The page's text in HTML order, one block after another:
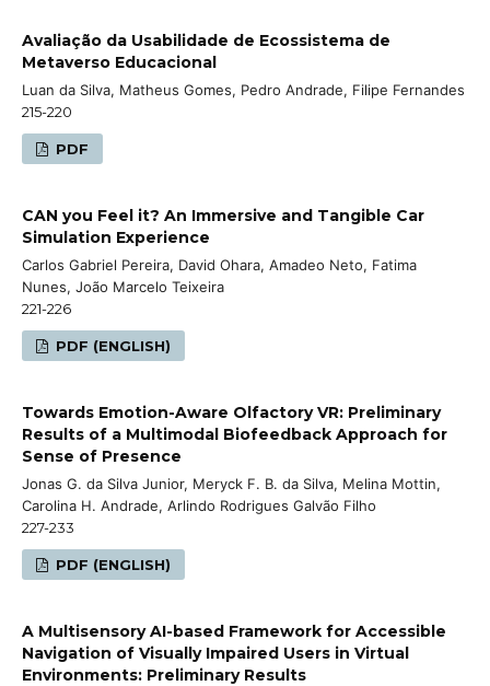
Avaliação da Usabilidade de Ecossistema de
Metaverso Educacional
Luan da Silva, Matheus Gomes, Pedro Andrade, Filipe Fernandes
215-220
PDF
CAN you Feel it? An Immersive and Tangible Car
Simulation Experience
Carlos Gabriel Pereira, David Ohara, Amadeo Neto, Fatima
Nunes, João Marcelo Teixeira
221-226
PDF (ENGLISH)
Towards Emotion-Aware Olfactory VR: Preliminary
Results of a Multimodal Biofeedback Approach for
Sense of Presence
Jonas G. da Silva Junior, Meryck F. B. da Silva, Melina Mottin,
Carolina H. Andrade, Arlindo Rodrigues Galvão Filho
227-233
PDF (ENGLISH)
A Multisensory AI-based Framework for Accessible
Navigation of Visually Impaired Users in Virtual
Environments: Preliminary Results